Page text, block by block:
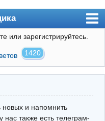
или зарегистрируйтесь.
1420
новых и напомнить
также есть телеграм-